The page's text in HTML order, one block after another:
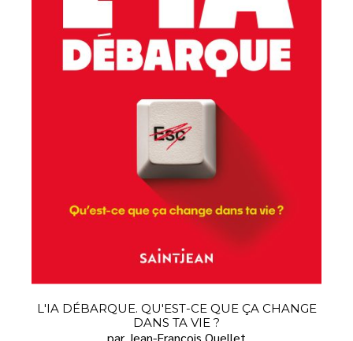
L'IA DÉBARQUE. QU'EST-CE QUE ÇA CHANGE
DANS TA VIE ?
par Jean-François Ouellet